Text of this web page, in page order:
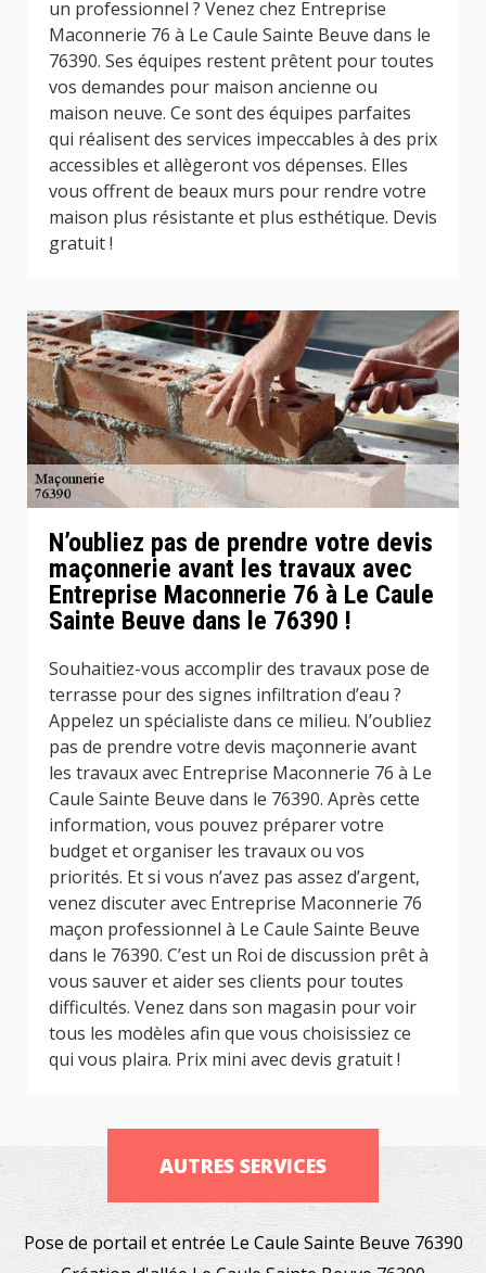
un professionnel ? Venez chez Entreprise
Maconnerie 76 à Le Caule Sainte Beuve dans le
76390. Ses équipes restent prêtent pour toutes
vos demandes pour maison ancienne ou
maison neuve. Ce sont des équipes parfaites
qui réalisent des services impeccables à des prix
accessibles et allègeront vos dépenses. Elles
vous offrent de beaux murs pour rendre votre
maison plus résistante et plus esthétique. Devis
gratuit !
N’oubliez pas de prendre votre devis
maçonnerie avant les travaux avec
Entreprise Maconnerie 76 à Le Caule
Sainte Beuve dans le 76390 !
Souhaitiez-vous accomplir des travaux pose de
terrasse pour des signes infiltration d’eau ?
Appelez un spécialiste dans ce milieu. N’oubliez
pas de prendre votre devis maçonnerie avant
les travaux avec Entreprise Maconnerie 76 à Le
Caule Sainte Beuve dans le 76390. Après cette
information, vous pouvez préparer votre
budget et organiser les travaux ou vos
priorités. Et si vous n’avez pas assez d’argent,
venez discuter avec Entreprise Maconnerie 76
maçon professionnel à Le Caule Sainte Beuve
dans le 76390. C’est un Roi de discussion prêt à
vous sauver et aider ses clients pour toutes
difficultés. Venez dans son magasin pour voir
tous les modèles afin que vous choisissiez ce
qui vous plaira. Prix mini avec devis gratuit !
AUTRES SERVICES
Pose de portail et entrée Le Caule Sainte Beuve 76390